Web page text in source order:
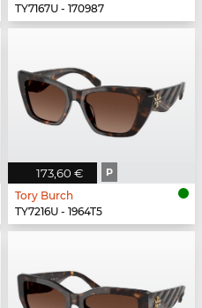
TY7167U - 170987
173,60 € P
Tory Burch
TY7216U - 1964T5